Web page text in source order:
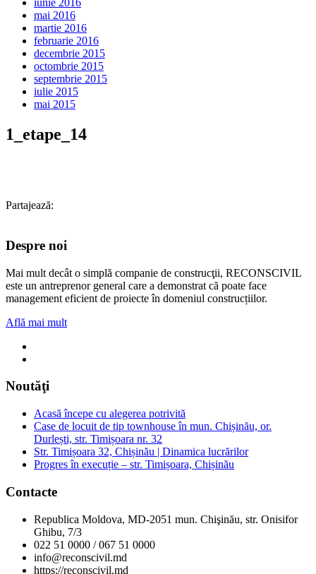
iunie 2016
mai 2016
martie 2016
februarie 2016
decembrie 2015
octombrie 2015
septembrie 2015
iulie 2015
mai 2015
1_etape_14
Partajează:
Despre noi
Mai mult decât o simplă companie de construcţii, RECONSCIVIL
este un antreprenor general care a demonstrat că poate face
management eficient de proiecte în domeniul construcțiilor.
Află mai mult
Noutăţi
Acasă începe cu alegerea potrivită
Case de locuit de tip townhouse în mun. Chișinău, or.
Durlești, str. Timișoara nr. 32
Str. Timișoara 32, Chișinău | Dinamica lucrărilor
Progres în execuție – str. Timișoara, Chișinău
Contacte
Republica Moldova, MD-2051 mun. Chişinău, str. Onisifor
Ghibu, 7/3
022 51 0000 / 067 51 0000
info@reconscivil.md
https://reconscivil.md